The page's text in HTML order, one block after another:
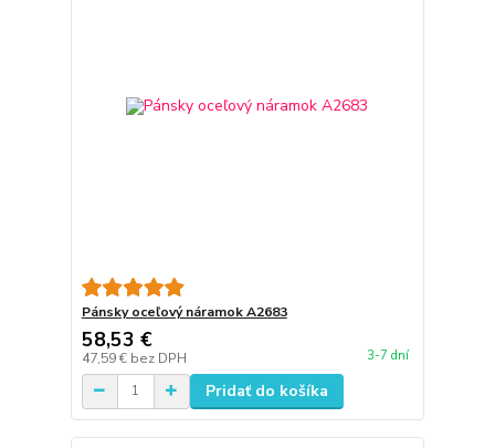
Pánsky oceľový náramok A2683
58,53 €
47,59 € bez DPH 3-7 dní
Pridať do košíka